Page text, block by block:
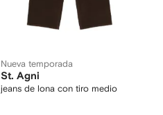
Nueva temporada
St. Agni
jeans de lona con tiro medio